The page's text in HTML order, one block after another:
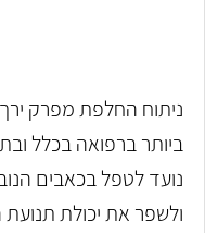
ניתוח החלפת מפרק
ביותר ברפואה בכלל
נועד לטפל בכאבים
ולשפר את יכולת